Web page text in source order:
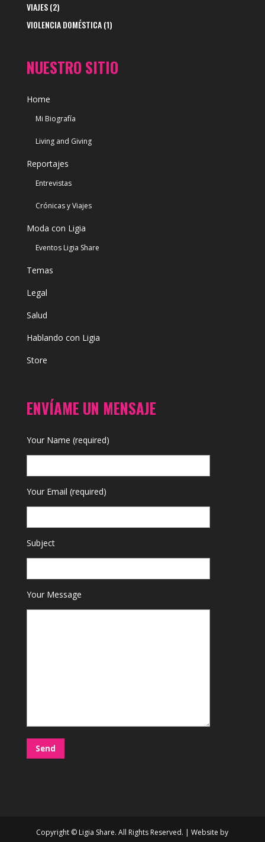
VIAJES(2)
VIOLENCIA DOMÉSTICA(1)
NUESTRO SITIO
Home
Mi Biografía
Living and Giving
Reportajes
Entrevistas
Crónicas y Viajes
Moda con Ligia
Eventos Ligia Share
Temas
Legal
Salud
Hablando con Ligia
Store
ENVÍAME UN MENSAJE
Your Name (required)
Your Email (required)
Subject
Your Message
Copyright © Ligia Share. All Rights Reserved. | Website by